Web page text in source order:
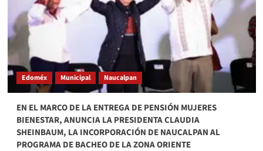
Edoméx Municipal Naucalpan
EN EL MARCO DE LA ENTREGA DE PENSIÓN MUJERES
BIENESTAR, ANUNCIA LA PRESIDENTA CLAUDIA
SHEINBAUM, LA INCORPORACIÓN DE NAUCALPAN AL
PROGRAMA DE BACHEO DE LA ZONA ORIENTE